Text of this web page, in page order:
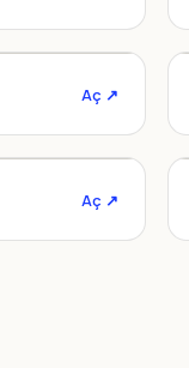
Aç ↗
Aç ↗